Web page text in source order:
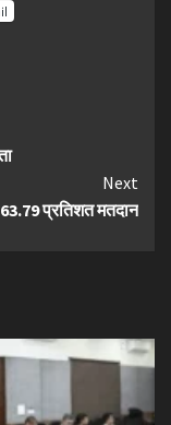
Next
प्रतिशत मतदान